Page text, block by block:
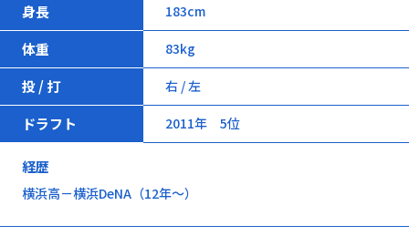
身長 183cm
体重 83kg
投 / 打 右 / 左
ドラフト 2011年 5位
経歴
横浜高－横浜DeNA（12年～）